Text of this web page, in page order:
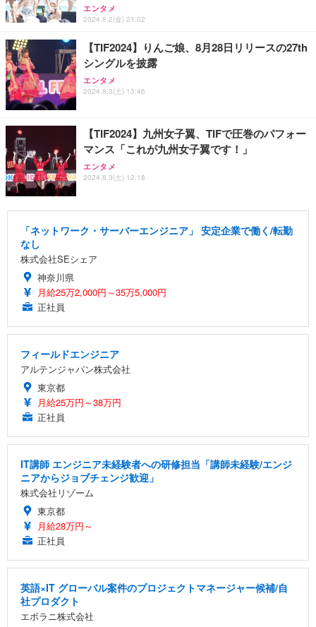
エンタメ
2024.8.2(金) 21:02
【TIF2024】りんご娘、8月28日リリースの27th
シングルを披露
エンタメ
2024.8.3(土) 13:46
【TIF2024】九州女子翼、TIFで圧巻のパフォー
マンス「これが九州女子翼です！」
エンタメ
2024.8.3(土) 12:18
「ネットワーク・サーバーエンジニア」 安定企業で働く/転勤
なし
株式会社SEシェア
神奈川県
月給25万2,000円～35万5,000円
正社員
フィールドエンジニア
アルテンジャパン株式会社
東京都
月給25万円～38万円
正社員
IT講師 エンジニア未経験者への研修担当「講師未経験/エンジ
ニアからジョブチェンジ歓迎」
株式会社リゾーム
東京都
月給28万円～
正社員
英語×IT グローバル案件のプロジェクトマネージャー候補/自
社プロダクト
エボラニ株式会社